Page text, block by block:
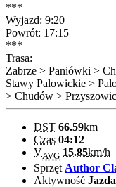
***
Wyjazd: 9:20
Powrót: 17:15
***
Trasa:
Zabrze > Paniówki >
Stawy Palowickie >
> Chudów >
DST 66.59km
Czas 04:12
VAVG 15.85km/h
Sprzęt Author
Aktywność